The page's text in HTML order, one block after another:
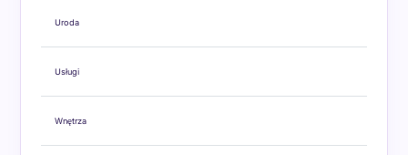
Uroda
Usługi
Wnętrza